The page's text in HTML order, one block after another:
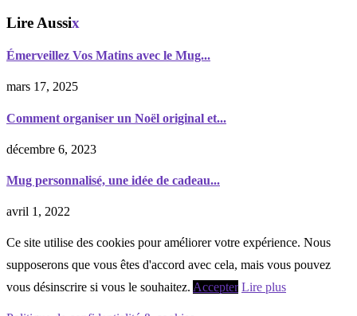
Lire Aussix
Émerveillez Vos Matins avec le Mug...
mars 17, 2025
Comment organiser un Noël original et...
décembre 6, 2023
Mug personnalisé, une idée de cadeau...
avril 1, 2022
Ce site utilise des cookies pour améliorer votre expérience. Nous
supposerons que vous êtes d'accord avec cela, mais vous pouvez
vous désinscrire si vous le souhaitez. Accepter Lire plus